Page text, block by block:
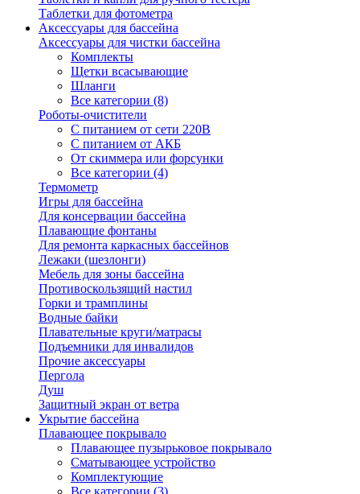
Таблетки для фотометра
Аксессуары для бассейна
Аксессуары для чистки бассейна
Комплекты
Щетки всасывающие
Шланги
Все категории (8)
Роботы-очистители
С питанием от сети 220В
С питанием от АКБ
От скиммера или форсунки
Все категории (4)
Термометр
Игры для бассейна
Для консервации бассейна
Плавающие фонтаны
Для ремонта каркасных бассейнов
Лежаки (шезлонги)
Мебель для зоны бассейна
Противоскользящий настил
Горки и трамплины
Водные байки
Плавательные круги/матрасы
Подъемники для инвалидов
Прочие аксессуары
Пергола
Душ
Защитный экран от ветра
Укрытие бассейна
Плавающее покрывало
Плавающее пузырьковое покрывало
Сматывающее устройство
Комплектующие
Все категории (3)